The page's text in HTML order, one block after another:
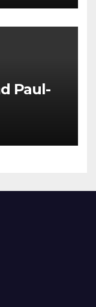
Paul-